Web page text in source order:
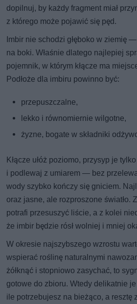
dopilnuj, by każdy fragment miał
z którego może pojawić się pęd.
Imbir nie schodzi głęboko w ziemię
na boki. Właśnie dlatego najlepiej
pojemnik, w którym kłącze ma
Podłoże dla imbiru powinno być:
przepuszczalne,
lekko i równomiernie wilgotne,
żyzne, bogate w składniki
Kłącze ułóż poziomo, przysyp je
i podlewaj z umiarem — bez
wody szybko kończy się gniciem.
oraz jasne, ale rozproszone światło.
potrafi przesuszyć liście, a z kolei
że imbir będzie rósł wolniej i mniej
W okresie najszybszego wzrostu
wspierać roślinę naturalnymi
żółknąć i stopniowo zasychać, to
gotowe do zbioru. Wtedy delikatnie
ile potrzebujesz na bieżąco, a resztę